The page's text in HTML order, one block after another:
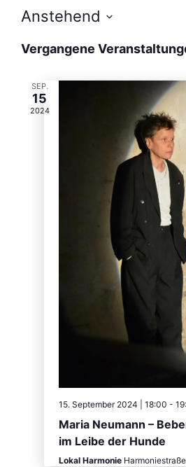
Anstehend
wählen.
Vergangene
SEP.
15
2024
15. September 2024 | 18:00 -
Maria Neumann –
im Leibe der Hunde
Lokal Harmonie